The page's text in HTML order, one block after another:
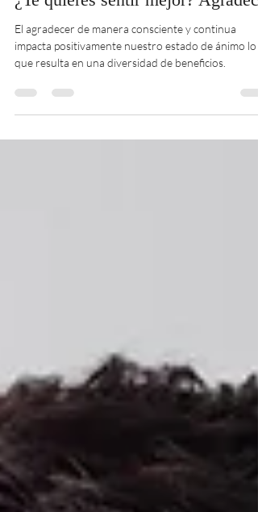
Laura Teruel
Nov 17, 2022
2 min read
¿Te quieres sentir mejor? Agradece
El agradecer de manera consciente y continua